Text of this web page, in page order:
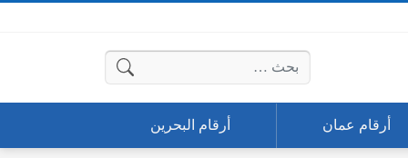
البحث عن:
أرقام عمان أرقام البحرين